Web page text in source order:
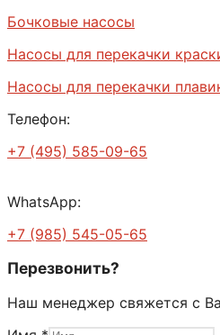
Бочковые насосы
Насосы для перекачки
Насосы для перекачки
Телефон:
+7 (495) 585-09-65
WhatsApp:
+7 (985) 545-05-65
Перезвонить?
Наш менеджер свяжется с